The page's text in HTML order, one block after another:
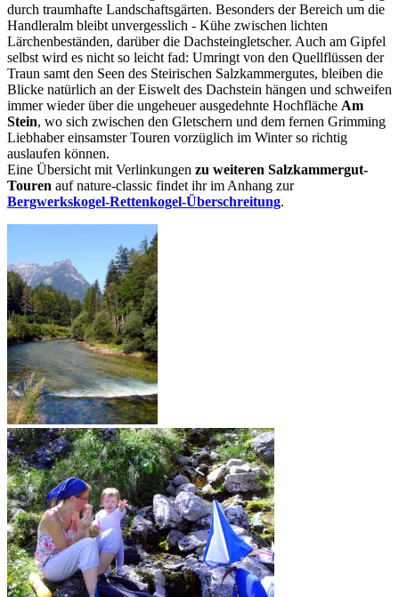
durch traumhafte Landschaftsgärten. Besonders der Bereich um die
Handleralm bleibt unvergesslich - Kühe zwischen lichten
Lärchenbeständen, darüber die Dachsteingletscher. Auch am Gipfel
selbst wird es nicht so leicht fad: Umringt von den Quellflüssen der
Traun samt den Seen des Steirischen Salzkammergutes, bleiben die
Blicke natürlich an der Eiswelt des Dachstein hängen und schweifen
immer wieder über die ungeheuer ausgedehnte Hochfläche Am
Stein, wo sich zwischen den Gletschern und dem fernen Grimming
Liebhaber einsamster Touren vorzüglich im Winter so richtig
auslaufen können.
Eine Übersicht mit Verlinkungen zu weiteren Salzkammergut-
Touren auf nature-classic findet ihr im Anhang zur
Bergwerkskogel-Rettenkogel-Überschreitung.